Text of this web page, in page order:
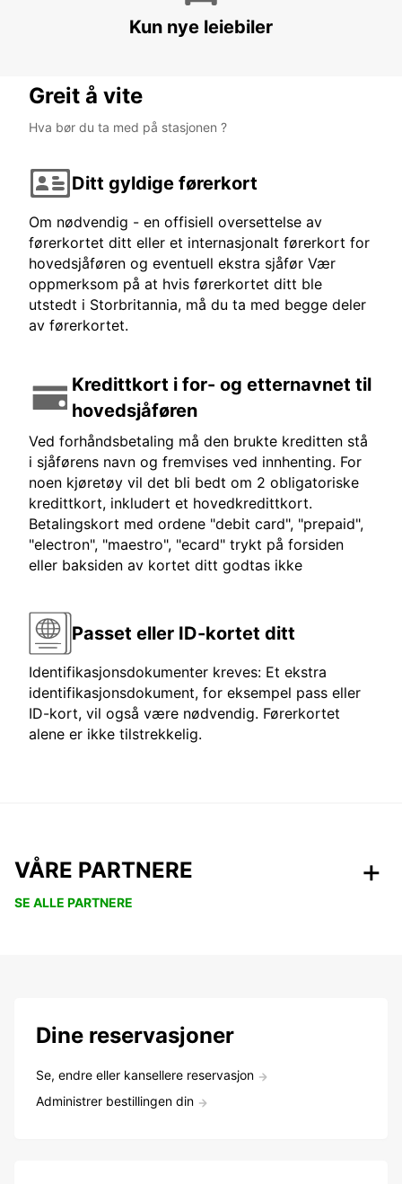
Kun nye leiebiler
Greit å vite
Hva bør du ta med på stasjonen ?
Ditt gyldige førerkort
Om nødvendig - en offisiell oversettelse av
førerkortet ditt eller et internasjonalt førerkort for
hovedsjåføren og eventuell ekstra sjåfør Vær
oppmerksom på at hvis førerkortet ditt ble
utstedt i Storbritannia, må du ta med begge deler
av førerkortet.
Kredittkort i for- og etternavnet til
hovedsjåføren
Ved forhåndsbetaling må den brukte kreditten stå
i sjåførens navn og fremvises ved innhenting. For
noen kjøretøy vil det bli bedt om 2 obligatoriske
kredittkort, inkludert et hovedkredittkort.
Betalingskort med ordene "debit card", "prepaid",
"electron", "maestro", "ecard" trykt på forsiden
eller baksiden av kortet ditt godtas ikke
Passet eller ID-kortet ditt
Identifikasjonsdokumenter kreves: Et ekstra
identifikasjonsdokument, for eksempel pass eller
ID-kort, vil også være nødvendig. Førerkortet
alene er ikke tilstrekkelig.
VÅRE PARTNERE
SE ALLE PARTNERE
Dine reservasjoner
Se, endre eller kansellere reservasjon
Administrer bestillingen din